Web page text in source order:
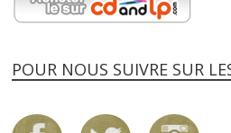
POUR NOUS SUIVRE SUR